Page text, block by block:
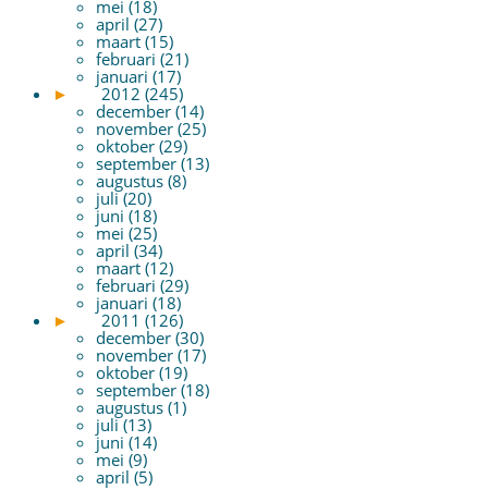
mei (18)
april (27)
maart (15)
februari (21)
januari (17)
►
2012 (245)
december (14)
november (25)
oktober (29)
september (13)
augustus (8)
juli (20)
juni (18)
mei (25)
april (34)
maart (12)
februari (29)
januari (18)
►
2011 (126)
december (30)
november (17)
oktober (19)
september (18)
augustus (1)
juli (13)
juni (14)
mei (9)
april (5)